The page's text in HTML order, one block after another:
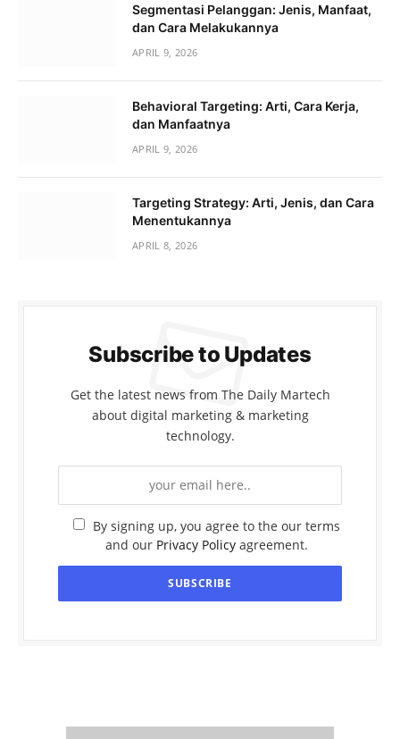
Segmentasi Pelanggan: Jenis, Manfaat,
dan Cara Melakukannya
APRIL 9, 2026
Behavioral Targeting: Arti, Cara Kerja,
dan Manfaatnya
APRIL 9, 2026
Targeting Strategy: Arti, Jenis, dan Cara
Menentukannya
APRIL 8, 2026
Subscribe to Updates
Get the latest news from The Daily Martech
about digital marketing & marketing
technology.
By signing up, you agree to the our terms
and our Privacy Policyagreement.